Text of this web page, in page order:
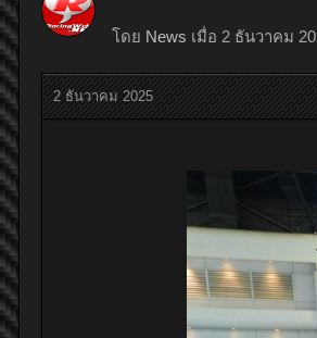
โดย News เมื่อ 2 ธันวาคม
2 ธันวาคม 2025